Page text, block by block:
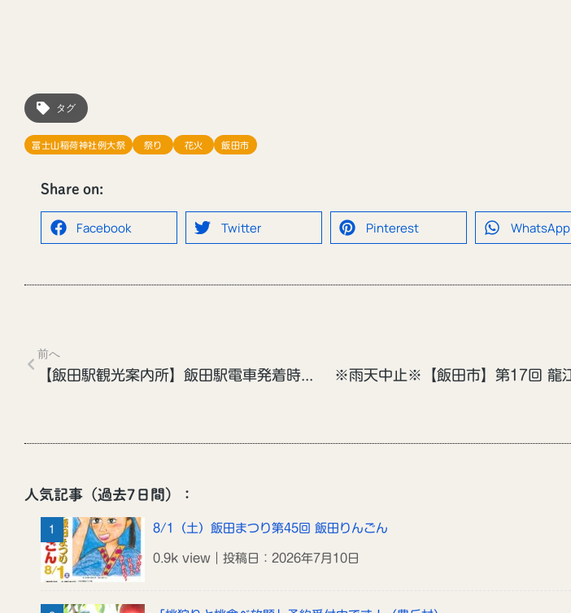
タグ
冨士山稲荷神社例大祭 祭り 花火 飯田市
Share on:
Facebook Twitter Pinterest WhatsApp
前へ
人気記事（過去7日間）：
8/1（土）飯田まつり第45回 飯田りんごん
0.9k view｜投稿日：2026年7月10日